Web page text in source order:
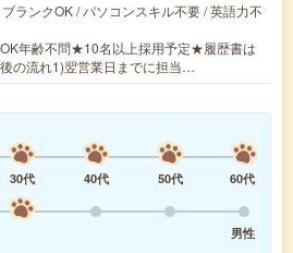
ランクOK / パソコンスキル不要 / 英語力不
年齢不問★10名以上採用予定★履歴書は
の流れ1)翌営業日までに担当…
30代 40代 50代
60代
男性